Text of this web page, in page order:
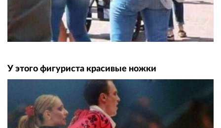
У этого фигуриста красивые ножки